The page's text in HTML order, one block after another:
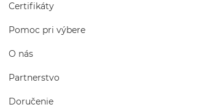
Certifikáty
Pomoc pri výbere
O nás
Partnerstvo
Doručenie